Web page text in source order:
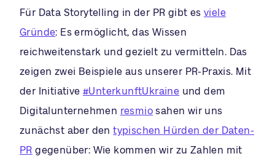
Für Data Storytelling in der PR gibt es viele
Gründe: Es ermöglicht, das Wissen
reichweitenstark und gezielt zu vermitteln. Das
zeigen zwei Beispiele aus unserer PR-Praxis. Mit
der Initiative#UnterkunftUkraine und dem
Digitalunternehmen resmio sahen wir uns
zunächst aber dentypischen Hürden der Daten-
PR gegenüber: Wie kommen wir zu Zahlen mit